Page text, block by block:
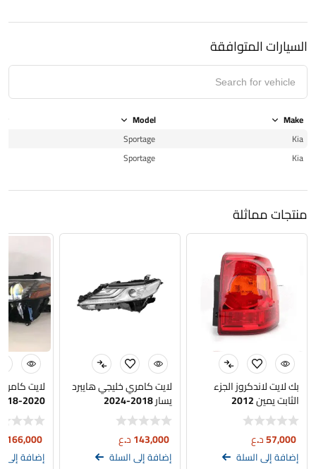
السيارات المتوافقة
Make
Model
Kia
Sportage
Kia
Sportage
منتجات مماثلة
بك لايت لاندكروز الجزء
الثابت يمين 2012
57,000د.ع
إضافة إلى السلة
لايت كامري خليجي هايبرد
يسار 2018-2024
143,000د.ع
إضافة إلى السلة
لايت
2020
166,000
إضافة إلى